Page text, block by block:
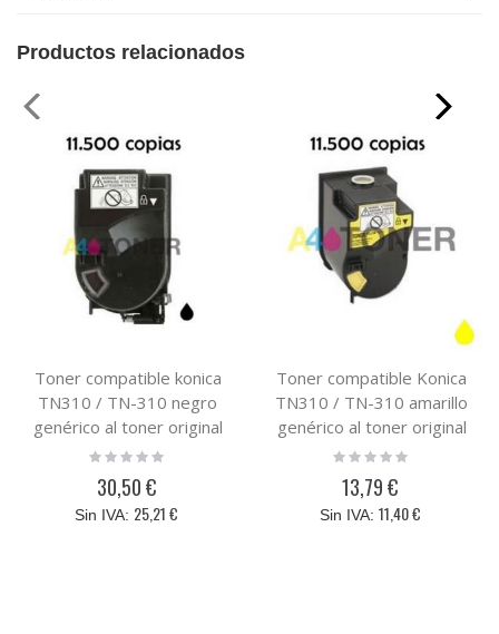
Productos relacionados
Toner compatible konica
TN310 / TN-310 negro
genérico al toner original
Konica Minolta TN 310BK (
4053-403 )
Rating:
30,50 €
25,21 €
Toner compatible Konica
TN310 / TN-310 amarillo
genérico al toner original
Konica Minolta TN 310Y (
4053-503 )
Rating:
13,79 €
11,40 €